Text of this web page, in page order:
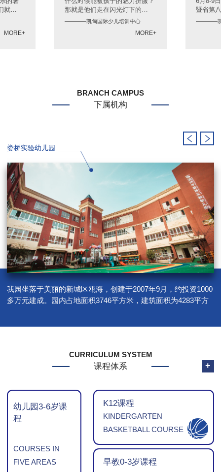
就…
MORE+
那就是他们走在闪光灯下的…
————凯甸国际少儿培训中心
MORE+
暨省第
————凯
BRANCH CAMPUS
下属机构
娄桥实验幼儿园
我园坐落于美丽的新城区瓯海，创建于2007年9月，约投资1000
多万元建成。园内占地面积3746平方米，建筑面积为4283平方
CURRICULUM SYSTEM
课程体系 +
幼儿园3-6岁课
程
COURSES IN
FIVE AREAS
K12课程
KINDERGARTEN
BASKETBALL COURSE
早教0-3岁课程